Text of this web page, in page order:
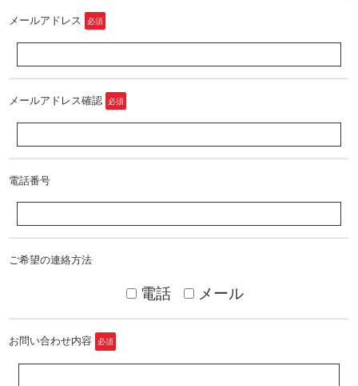
メールアドレス 必須
メールアドレス確認 必須
電話番号
ご希望の連絡方法
電話 メール
お問い合わせ内容 必須